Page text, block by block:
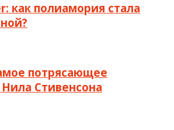
как полиамория стала
потрясающее
Стивенсона